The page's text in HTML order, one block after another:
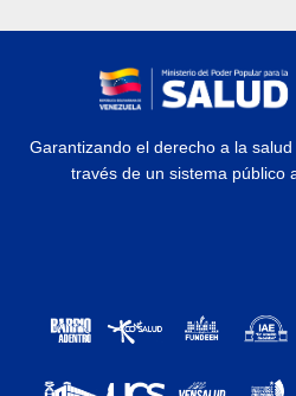
Garantizando el derecho a la
través de un sistema público